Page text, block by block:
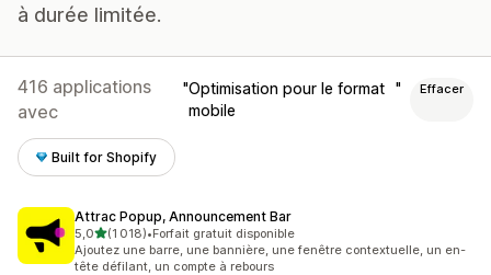
à durée limitée.
416 applications
avec
Optimisation pour le format
mobile
Effacer
Built for Shopify
Attrac Popup, Announcement Bar
5,0étoile(s) sur 5
(1 018)
1018 avis au total
•Forfait gratuit disponible
Ajoutez une barre, une bannière, une fenêtre contextuelle, un en-
tête défilant, un compte à rebours